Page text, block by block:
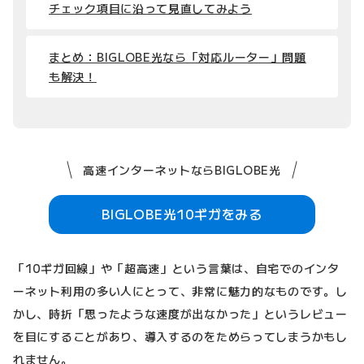
チェック項目に沿って見直してみよう
まとめ：BIGLOBE光なら「対応ルーター」問題
も解決！
高速インターネットならBIGLOBE光
BIGLOBE光10ギガをみる
「10ギガ回線」や「超高速」という言葉は、自宅でのインタ
ーネット利用の多い人にとって、非常に魅力的なものです。し
かし、時折「思ったような速度が出なかった」というレビュー
を目にすることがあり、導入するのをためらってしまうかもし
れません。